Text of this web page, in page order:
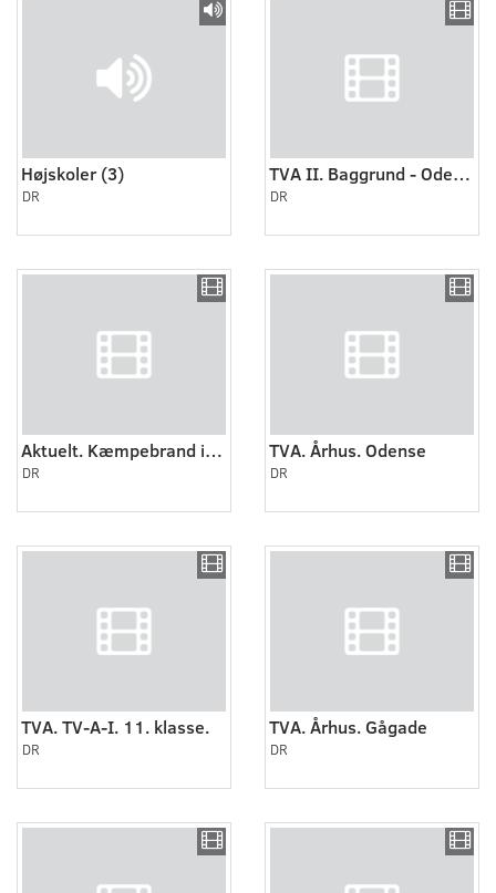
Højskoler (3)
DR
TVA II. Baggrund - Odense, ri. II
DR
Aktuelt. Kæmpebrand i Odense.
DR
TVA. Århus. Odense
DR
TVA. TV-A-I. 11. klasse.
DR
TVA. Århus. Gågade
DR